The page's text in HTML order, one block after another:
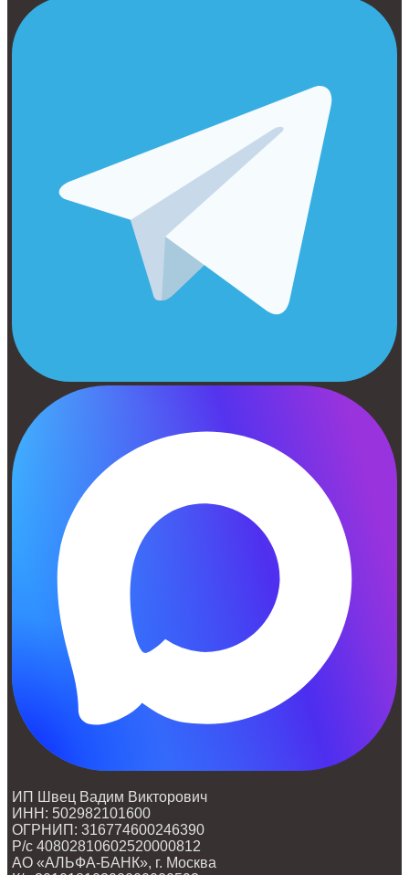
ИП Швец Вадим Викторович
ИНН: 502982101600
ОГРНИП: 316774600246390
Р/с 40802810602520000812
АО «АЛЬФА-БАНК», г. Москва